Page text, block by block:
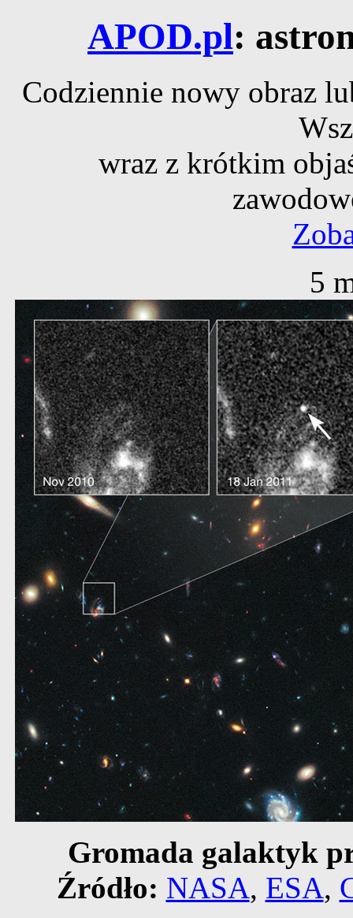
APOD.pl:
Codziennie nowy obraz
wraz z krótkim
5
Gromada galaktyk
Źródło: NASA, ESA,